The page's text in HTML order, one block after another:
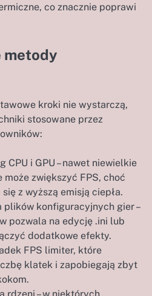
co znacznie poprawi
metody
kroki nie wystarczą,
stosowane przez
CPU i GPU – nawet niewielkie
może zwiększyć FPS, choć
z wyższą emisją ciepła.
plików konfiguracyjnych gier –
pozwala na edycję .ini lub
dodatkowe efekty.
FPS limiter, które
klatek i zapobiegają zbyt
rdzeni – w niektórych